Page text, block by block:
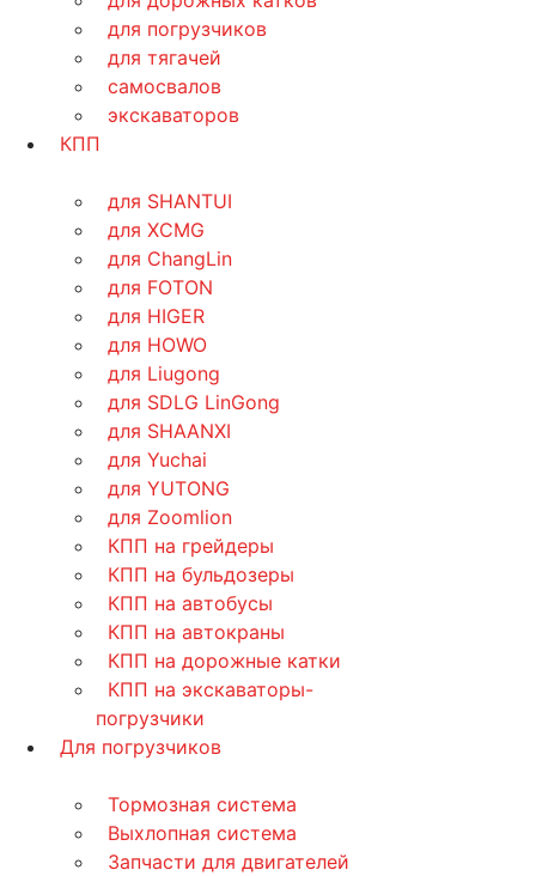
для погрузчиков
для тягачей
самосвалов
экскаваторов
КПП
для SHANTUI
для XCMG
для ChangLin
для FOTON
для HIGER
для HOWO
для Liugong
для SDLG LinGong
для SHAANXI
для Yuchai
для YUTONG
для Zoomlion
КПП на грейдеры
КПП на бульдозеры
КПП на автобусы
КПП на автокраны
КПП на дорожные катки
КПП на экскаваторы-
погрузчики
Для погрузчиков
Тормозная система
Выхлопная система
Запчасти для двигателей